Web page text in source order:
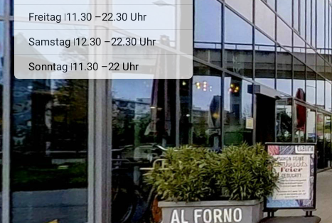
Freitag ǀ11.30 –22.30 Uhr
Samstag ǀ12.30 –22.30 Uhr
Sonntag ǀ11.30 –22 Uhr